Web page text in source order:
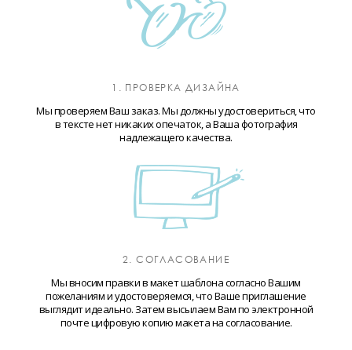
1. ПРОВЕРКА ДИЗАЙНА
Мы проверяем Ваш заказ. Мы должны удостовериться, что
в тексте нет никаких опечаток, а Ваша фотография
надлежащего качества.
2. СОГЛАСОВАНИЕ
Мы вносим правки в макет шаблона согласно Вашим
пожеланиям и удостоверяемся, что Ваше приглашение
выглядит идеально. Затем высылаем Вам по электронной
почте цифровую копию макета на согласование.